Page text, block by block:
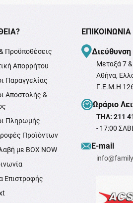
Προϋποθέσεις
Απορρήτου
Παραγγελίας
Αποστολής &
Πληρωμής
Προϊόντων
με BOX NOW
Επιστροφής
ΕΠΙΚΟΙΝΩΝΊΑ
Διεύθυνση
Μεταξά 7
Αθήνα,
Γ.Ε.Μ.Η
Ωράριο
ΤΗΛ: 211
- 17:00
Ε-mail